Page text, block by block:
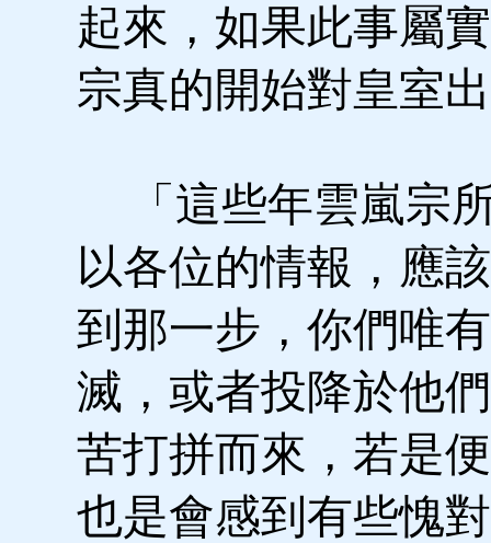
起來，如果此事屬
宗真的開始對皇室
「這些年雲嵐宗
以各位的情報，應
到那一步，你們唯
滅，或者投降於他
苦打拼而來，若是
也是會感到有些愧